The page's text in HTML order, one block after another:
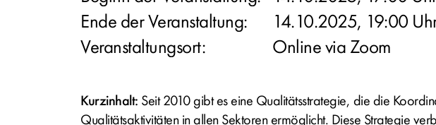
Ende der Veranstaltung:
14.10.2025, 19:00
Veranstaltungsort:
Online via Zoom
Kurzinhalt: Seit 2010 gibt es eine Qualitätsstrategie, die die
Qualitätsaktivitäten in allen Sektoren ermöglicht. Diese Strategie